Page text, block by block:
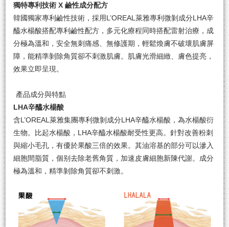
獨特專利技術 X 鹼性成分配方
韓國獨家專利鹼性技術，採用L’OREAL萊雅專利微剝成分LHA辛
醯水楊酸搭配專利鹼性配方，多元化療程同時搭配雷射治療，成
分極為溫和，安全無刺痛感、無修護期，輕鬆煥膚不破壞肌膚屏
障，能精準剝除角質卻不刺激肌膚。肌膚光滑細緻、膚色提亮，
效果立即呈現。
產品成分與特點
LHA辛醯水楊酸
含L’OREAL萊雅集團專利微剝成分LHA辛醯水楊酸，為水楊酸衍
生物。比起水楊酸，LHA辛醯水楊酸耐受性更高。針對改善粉刺
與縮小毛孔，有優於果酸三倍的效果。其油溶基的部分可以滲入
細胞間脂質，個别去除老舊角質，加速皮膚細胞新陳代謝。成分
極為溫和，精準剝除角質卻不刺激。